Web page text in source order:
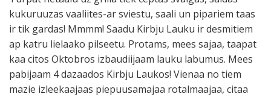
kukuruuzas vaaliites-ar sviestu, saali un pipariem taas
ir tik gardas! Mmmm! Saadu Kirbju Lauku ir desmitiem
ap katru lielaako pilseetu. Protams, mees sajaa, taapat
kaa citos Oktobros izbaudiijaam lauku labumus. Mees
pabijaam 4 dazaados Kirbju Laukos! Vienaa no tiem
mazie izleekaajaas piepuusamajaa rotalmaajaa, citaa